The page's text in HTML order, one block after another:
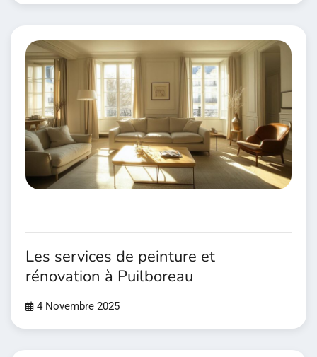
Les services de peinture et
rénovation à Puilboreau
4 Novembre 2025